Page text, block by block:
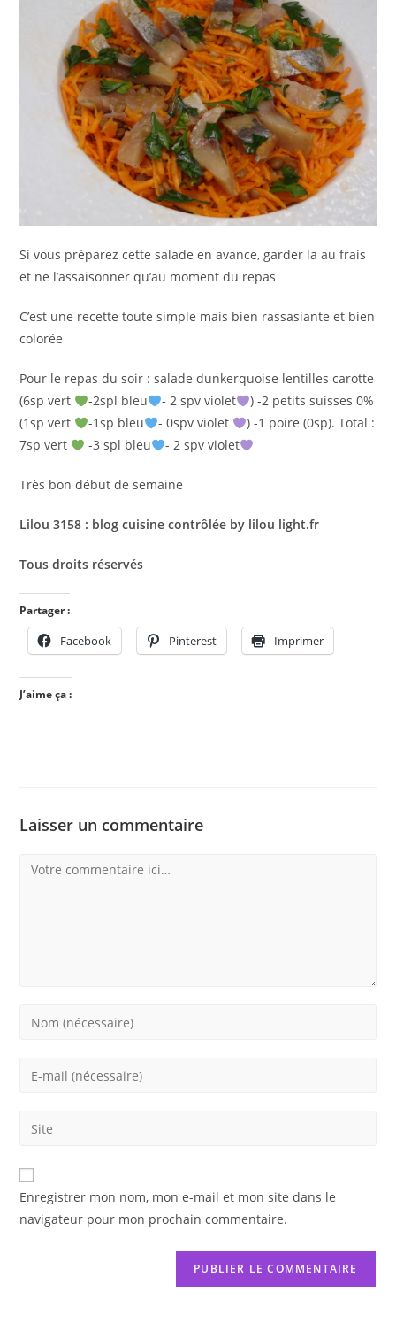
Si vous préparez cette salade en avance, garder la au frais
et ne l’assaisonner qu’au moment du repas
C’est une recette toute simple mais bien rassasiante et bien
colorée
Pour le repas du soir : salade dunkerquoise lentilles carotte
(6sp vert
-2spl bleu - 2 spv violet
) -2 petits suisses 0%
(1sp vert
-1sp bleu - 0spv violet
) -1 poire (0sp). Total :
7sp vert
-3 spl bleu - 2 spv violet
Très bon début de semaine
Lilou 3158 : blog cuisine contrôlée by lilou light.fr
Tous droits réservés
Partager :
Facebook Pinterest Imprimer
J’aime ça :
Laisser un commentaire
Comment
Enter
Enter
address
comment
Saisir
de
votre
(facultatif)
Enregistrer mon nom, mon e-mail et mon site dans le
navigateur pour mon prochain commentaire.